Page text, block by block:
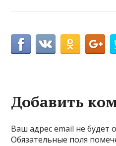
Добавить
Ваш адрес email не будет
Обязательные поля